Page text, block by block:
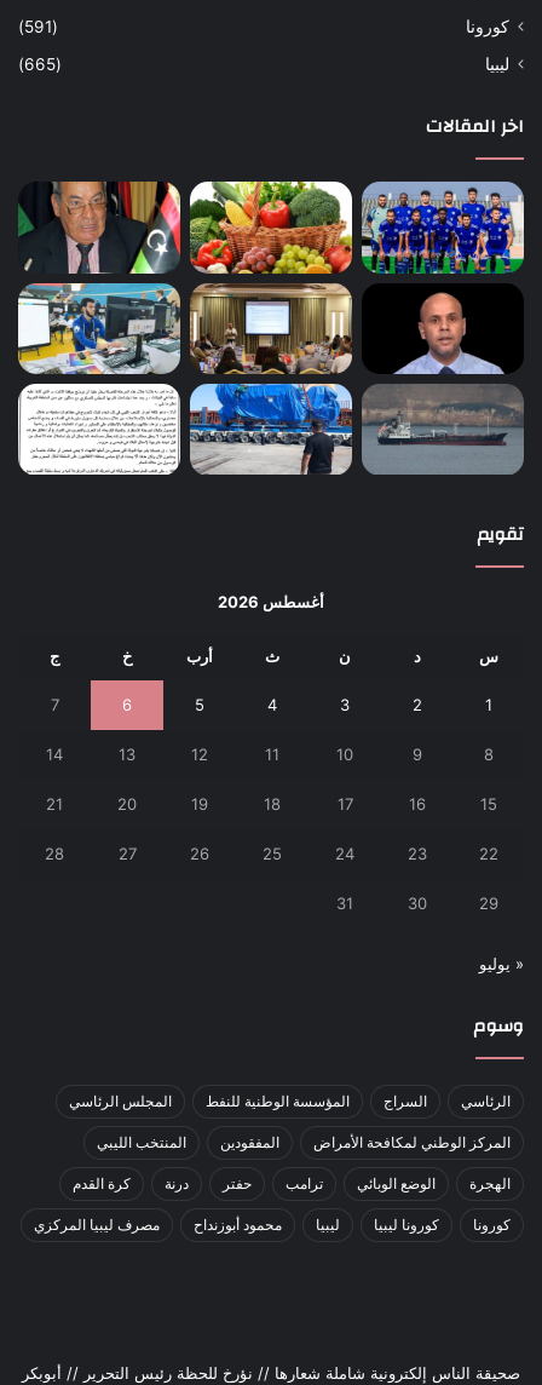
كورونا
(591)
ليبيا
(665)
اخر المقالات
تقويم
أغسطس 2026
س د ن ث أرب خ ج
1
2
3
4
5
6
7
8
9
10
11
12
13
14
15
16
17
18
19
20
21
22
23
24
25
26
27
28
29
30
31
« يوليو
وسوم
الرئاسي السراج المؤسسة الوطنية للنفط المجلس الرئاسي
المركز الوطني لمكافحة الأمراض المفقودين المنتخب الليبي
الهجرة الوضع الوبائي ترامب حفتر درنة كرة القدم
كورونا كورونا ليبيا ليبيا محمود أبوزنداح مصرف ليبيا المركزي
صحيقة الناس إلكترونية شاملة شعارها // نؤرخ للحظة رئيس التحرير // أبوبكر